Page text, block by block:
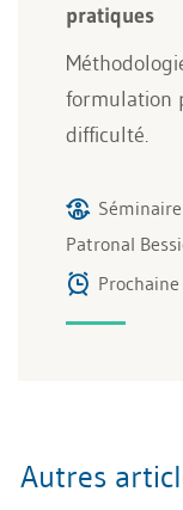
pratiques
formulation
difficulté.
Patronal
Autres